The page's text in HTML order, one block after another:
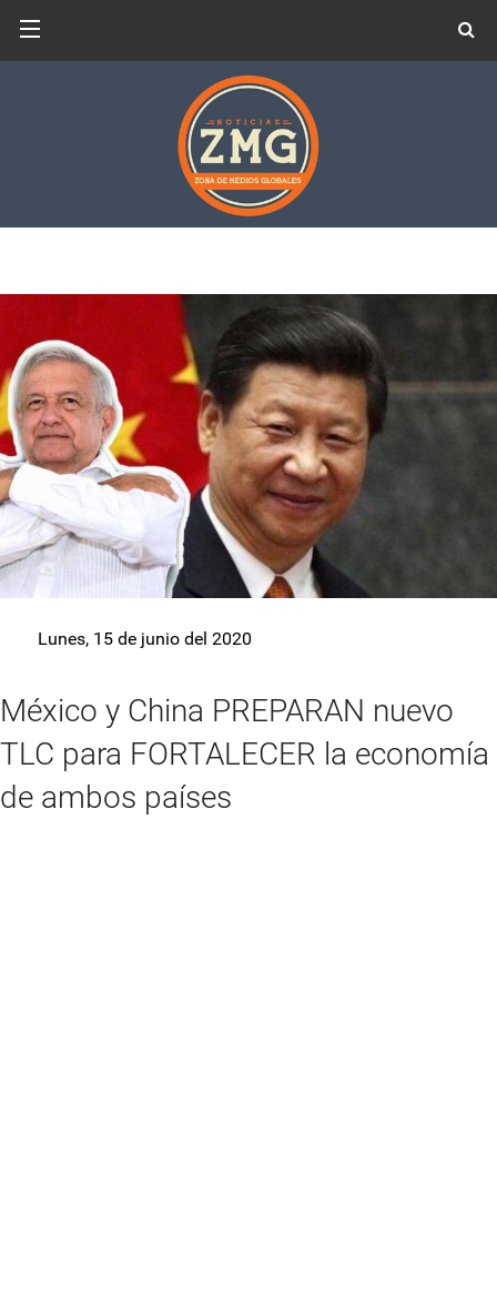
Lunes, 15 de junio del 2020
México y China PREPARAN nuevo
TLC para FORTALECER la economía
de ambos países